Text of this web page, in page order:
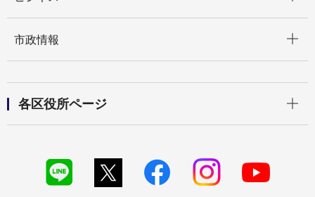
市政情報
各区役所ページ